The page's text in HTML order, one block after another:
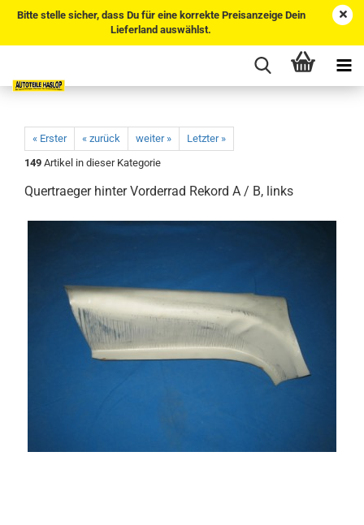
Bitte stelle sicher, dass Du für eine korrekte Preisanzeige Dein
Lieferland auswählst.
« Erster « zurück weiter »
Letzter »
149 Artikel in dieser Kategorie
Quertraeger hinter Vorderrad Rekord A / B, links